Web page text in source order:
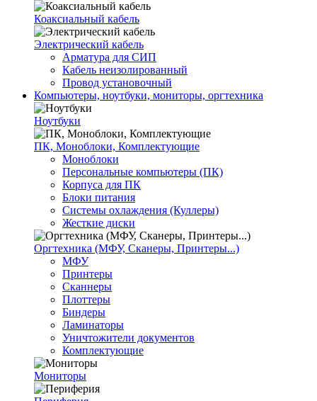
Коаксиальный кабель
Электрический кабель
Арматура для СИП
Кабель неизолированный
Провод установочный
Компьютеры, ноутбуки, мониторы, оргтехника
Ноутбуки
ПК, Моноблоки, Комплектующие
Моноблоки
Персональные компьютеры (ПК)
Корпуса для ПК
Блоки питания
Системы охлаждения (Куллеры)
Жесткие диски
Оргтехника (МФУ, Сканеры, Принтеры...)
МФУ
Принтеры
Сканнеры
Плоттеры
Биндеры
Ламинаторы
Уничтожители документов
Комплектующие
Мониторы